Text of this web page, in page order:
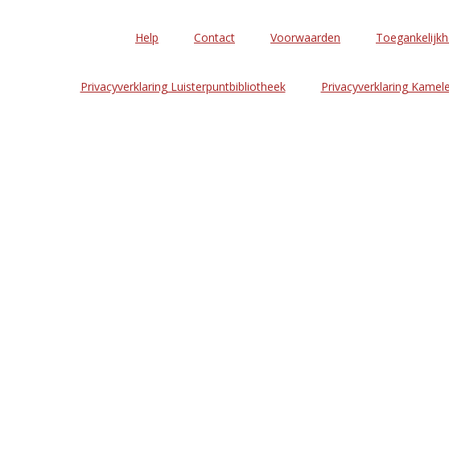
Help Contact Voorwaarden
Privacyverklaring Luisterpuntbibliotheek Privacyverklaring